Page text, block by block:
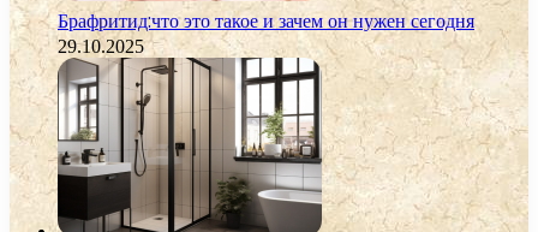
Брафритид:что это такое и зачем он нужен сегодня
29.10.2025